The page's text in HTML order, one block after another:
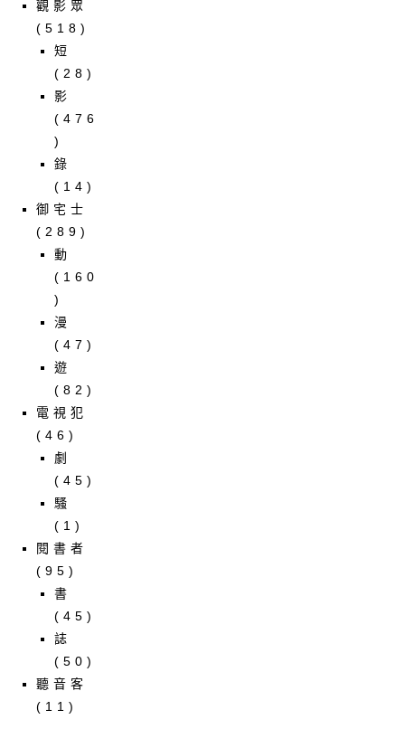
觀影眾
(518)
短
(28)
影
(476
)
錄
(14)
御宅士
(289)
動
(160
)
漫
(47)
遊
(82)
電視犯
(46)
劇
(45)
騷
(1)
閱書者
(95)
書
(45)
誌
(50)
聽音客
(11)